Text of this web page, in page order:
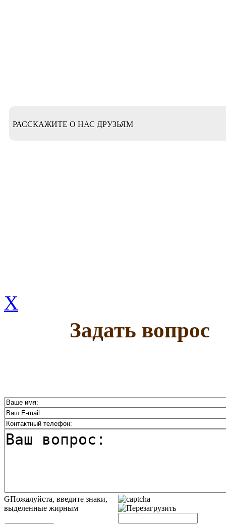
РАССКАЖИТЕ О НАС ДРУЗЬЯМ
X
Задать вопрос
GПожалуйста, введите знаки,
выделенные жирным